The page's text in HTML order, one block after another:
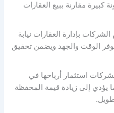
كبيرة مقارنة ببيع العقارات
الشركات بإدارة العقارات نيابة
الوقت والجهد ويضمن تحقيق
استثمار أرباحها في
يؤدي إلى زيادة قيمة المحفظة